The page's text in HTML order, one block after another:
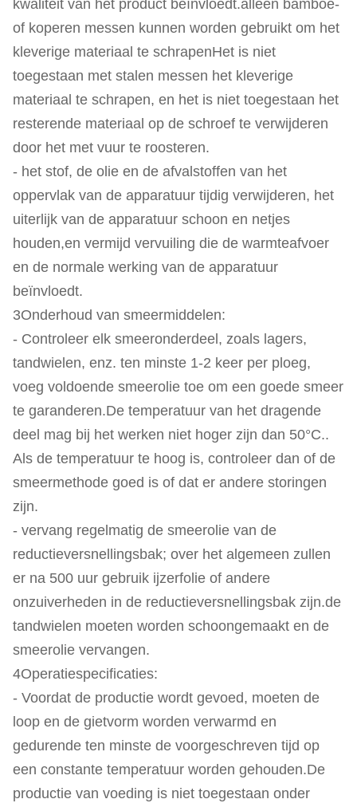
kwaliteit van het product beïnvloedt.alleen bamboe-
of koperen messen kunnen worden gebruikt om het
kleverige materiaal te schrapenHet is niet
toegestaan met stalen messen het kleverige
materiaal te schrapen, en het is niet toegestaan het
resterende materiaal op de schroef te verwijderen
door het met vuur te roosteren.
- het stof, de olie en de afvalstoffen van het
oppervlak van de apparatuur tijdig verwijderen, het
uiterlijk van de apparatuur schoon en netjes
houden,en vermijd vervuiling die de warmteafvoer
en de normale werking van de apparatuur
beïnvloedt.
3Onderhoud van smeermiddelen:
- Controleer elk smeeronderdeel, zoals lagers,
tandwielen, enz. ten minste 1-2 keer per ploeg,
voeg voldoende smeerolie toe om een goede smeer
te garanderen.De temperatuur van het dragende
deel mag bij het werken niet hoger zijn dan 50°C..
Als de temperatuur te hoog is, controleer dan of de
smeermethode goed is of dat er andere storingen
zijn.
- vervang regelmatig de smeerolie van de
reductieversnellingsbak; over het algemeen zullen
er na 500 uur gebruik ijzerfolie of andere
onzuiverheden in de reductieversnellingsbak zijn.de
tandwielen moeten worden schoongemaakt en de
smeerolie vervangen.
4Operatiespecificaties:
- Voordat de productie wordt gevoed, moeten de
loop en de gietvorm worden verwarmd en
gedurende ten minste de voorgeschreven tijd op
een constante temperatuur worden gehouden.De
productie van voeding is niet toegestaan onder